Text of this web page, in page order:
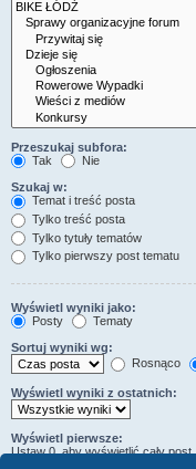
Przeszukaj subfora:
Tak
Nie
Szukaj w:
Temat i treść posta
Tylko treść posta
Tylko tytuły tematów
Tylko pierwszy post tematu
Wyświetl wyniki jako:
Posty
Tematy
Sortuj wyniki wg:
Rosnąco
Wyświetl wyniki z ostatnich:
Wyświetl pierwsze:
Ustaw 0, aby wyświetlić cały post.